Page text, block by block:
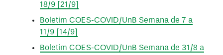
18/9 [21/9]
Boletim COES-COVID/UnB Semana de 7 a
11/9 [14/9]
Boletim COES-COVID/UnB Semana de 31/8 a